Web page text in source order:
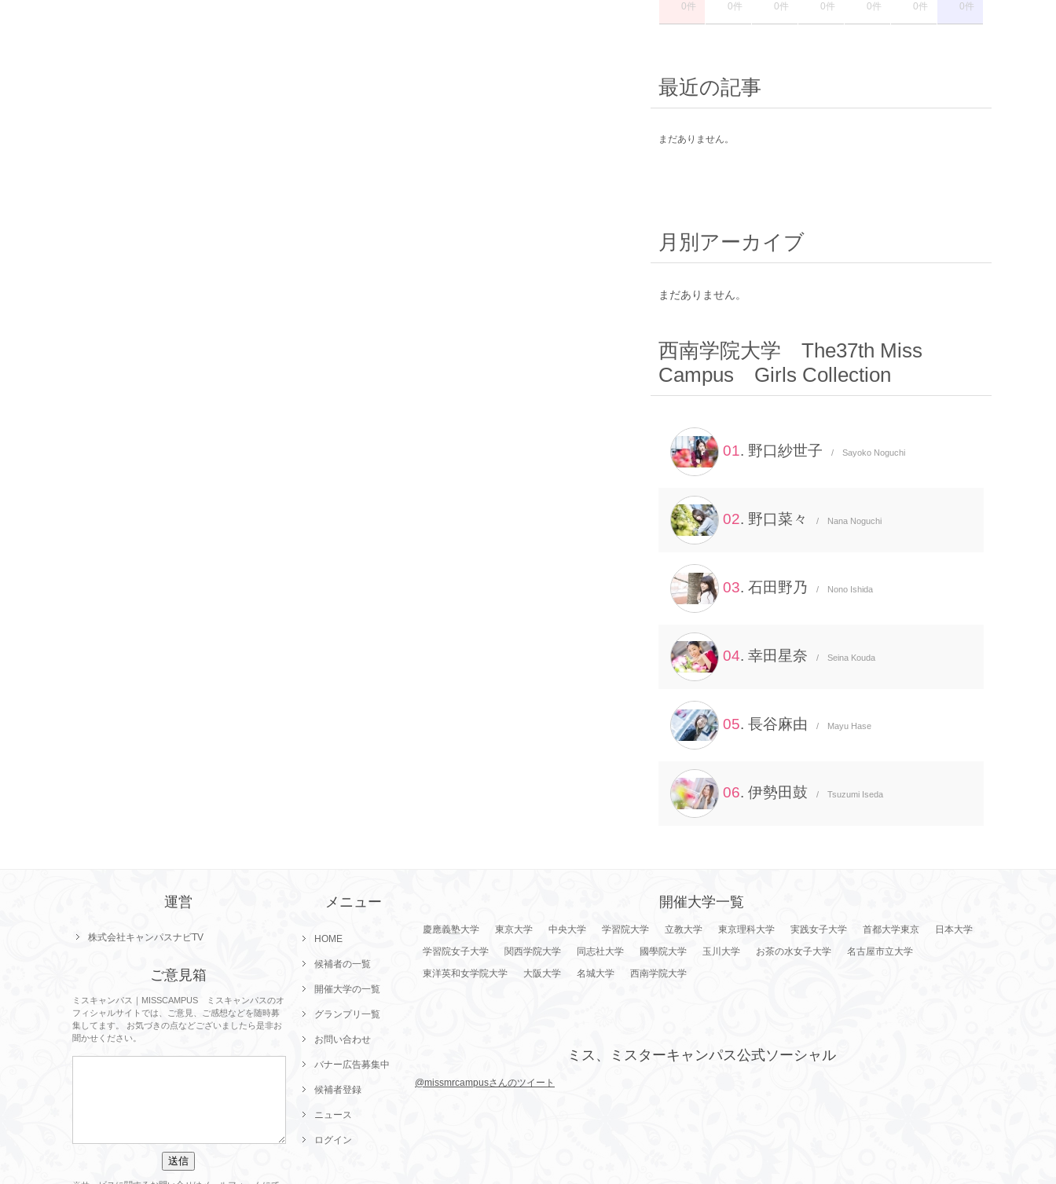
0件
0件
0件
0件
0件
0件
0件
最近の記事
まだありません。
月別アーカイブ
まだありません。
西南学院大学 The37th Miss
Campus Girls Collection
01. 野口紗世子 / Sayoko Noguchi
02. 野口菜々 / Nana Noguchi
03. 石田野乃 / Nono Ishida
04. 幸田星奈 / Seina Kouda
05. 長谷麻由 / Mayu Hase
06. 伊勢田鼓 / Tsuzumi Iseda
運営
株式会社キャンパスナビTV
ご意見箱
ミスキャンパス｜MISSCAMPUS ミスキャンパスのオ
フィシャルサイトでは、ご意見、ご感想などを随時募
集してます。 お気づきの点などございましたら是非お
聞かせください。
メニュー
HOME
候補者の一覧
開催大学の一覧
グランプリ一覧
お問い合わせ
バナー広告募集中
候補者登録
ニュース
ログイン
開催大学一覧
慶應義塾大学 東京大学 中央大学 学習院大学 立教大学 東京理科大学 実践女子大学 首都大学東京
日本大学
学習院女子大学
関西学院大学 同志社大学 國學院大学 玉川大学 お茶の水女子大学
名古屋市立大学
東洋英和女学院大学
大阪大学 名城大学 西南学院大学
ミス、ミスターキャンパス公式ソーシャル
@missmrcampusさんのツイート